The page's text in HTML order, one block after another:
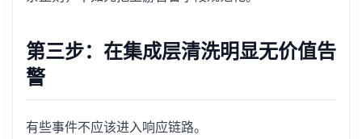
第三步：在集成层清洗明显无价值告
警
有些事件不应该进入响应链路。